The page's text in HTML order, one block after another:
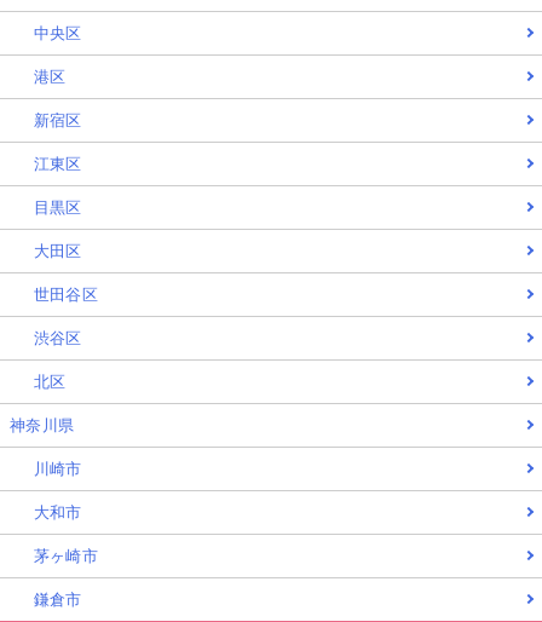
中央区
港区
新宿区
江東区
目黒区
大田区
世田谷区
渋谷区
北区
神奈川県
川崎市
大和市
茅ヶ崎市
鎌倉市